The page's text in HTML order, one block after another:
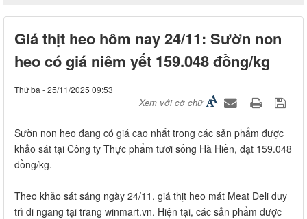
Giá thịt heo hôm nay 24/11: Sườn non
heo có giá niêm yết 159.048 đồng/kg
Thứ ba - 25/11/2025 09:53
Xem với cỡ chữ
Sườn non heo đang có giá cao nhất trong các sản phẩm được
khảo sát tại Công ty Thực phẩm tươi sống Hà Hiền, đạt 159.048
đồng/kg.
Theo khảo sát sáng ngày 24/11, giá thịt heo mát Meat Deli duy
trì đi ngang tại trang winmart.vn. Hiện tại, các sản phẩm được